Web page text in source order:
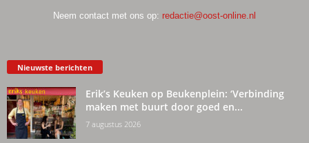
Neem contact met ons op: redactie@oost-online.nl
Nieuwste berichten
Erik’s Keuken op Beukenplein: ‘Verbinding
maken met buurt door goed en...
7 augustus 2026